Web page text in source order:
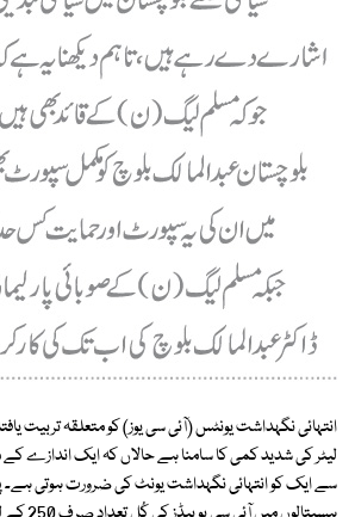
انتہائی نگہداشت یونٹس (آئی سی یوز) کو متعلقہ تربیت